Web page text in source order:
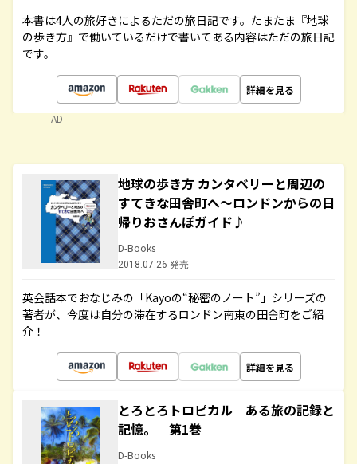
本書は4人の旅好きによるただの旅日記です。たまたま『地球
の歩き方』で働いているだけで書いてある内容はただの旅日記
です。
詳細を見る
AD
地球の歩き方 カンタベリーと周辺の
すてきな田舎町へ～ロンドンからの日
帰りおさんぽガイド♪
D-Books
2018.07.26 発売
英会話本でおなじみの「Kayoの“秘密のノート”」シリーズの
著者が、今度は自分の滞在するロンドン南東の田舎町をご紹
介！
詳細を見る
とろとろトロピカル ある旅の記録と
記憶。 第1巻
D-Books